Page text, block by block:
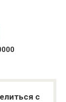
с